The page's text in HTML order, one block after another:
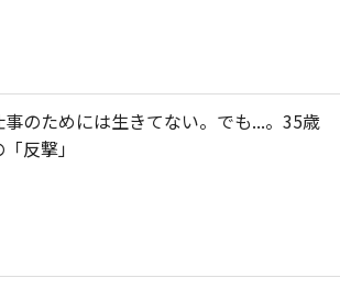
事のためには生きてない。でも...。35歳
反撃」